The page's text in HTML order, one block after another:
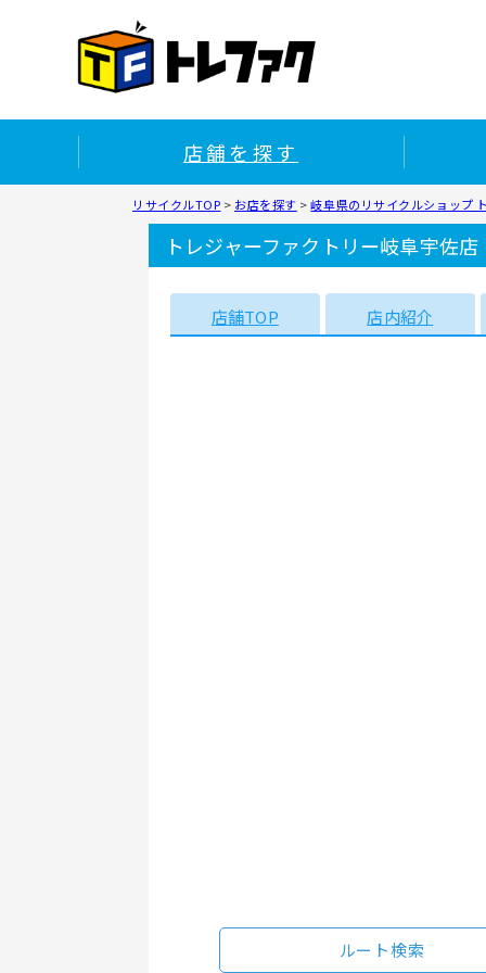
店舗を探す
リサイクルTOP > お店を探す >岐阜県のリサイクルショップ
トレジャーファクトリー岐阜宇佐
店舗TOP 店内紹介
ルート検索